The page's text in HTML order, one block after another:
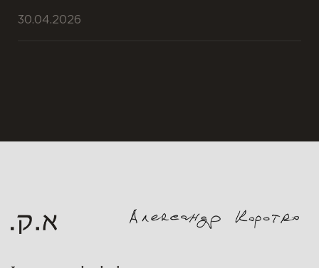
30.04.2026